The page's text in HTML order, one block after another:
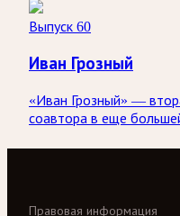
Выпуск 60
Иван Грозный
«Иван Грозный» —
соавтора в еще
Правовая информация